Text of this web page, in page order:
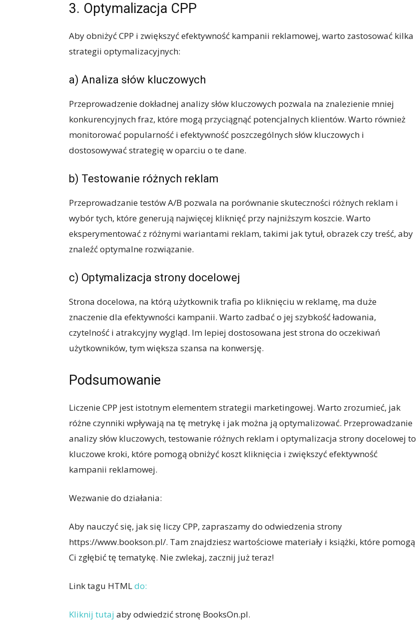
3. Optymalizacja CPP
Aby obniżyć CPP i zwiększyć efektywność kampanii reklamowej, warto zastosować kilka
strategii optymalizacyjnych:
a) Analiza słów kluczowych
Przeprowadzenie dokładnej analizy słów kluczowych pozwala na znalezienie mniej
konkurencyjnych fraz, które mogą przyciągnąć potencjalnych klientów. Warto również
monitorować popularność i efektywność poszczególnych słów kluczowych i
dostosowywać strategię w oparciu o te dane.
b) Testowanie różnych reklam
Przeprowadzanie testów A/B pozwala na porównanie skuteczności różnych reklam i
wybór tych, które generują najwięcej kliknięć przy najniższym koszcie. Warto
eksperymentować z różnymi wariantami reklam, takimi jak tytuł, obrazek czy treść, aby
znaleźć optymalne rozwiązanie.
c) Optymalizacja strony docelowej
Strona docelowa, na którą użytkownik trafia po kliknięciu w reklamę, ma duże
znaczenie dla efektywności kampanii. Warto zadbać o jej szybkość ładowania,
czytelność i atrakcyjny wygląd. Im lepiej dostosowana jest strona do oczekiwań
użytkowników, tym większa szansa na konwersję.
Podsumowanie
Liczenie CPP jest istotnym elementem strategii marketingowej. Warto zrozumieć, jak
różne czynniki wpływają na tę metrykę i jak można ją optymalizować. Przeprowadzanie
analizy słów kluczowych, testowanie różnych reklam i optymalizacja strony docelowej to
kluczowe kroki, które pomogą obniżyć koszt kliknięcia i zwiększyć efektywność
kampanii reklamowej.
Wezwanie do działania:
Aby nauczyć się, jak się liczy CPP, zapraszamy do odwiedzenia strony
https://www.bookson.pl/. Tam znajdziesz wartościowe materiały i książki, które pomogą
Ci zgłębić tę tematykę. Nie zwlekaj, zacznij już teraz!
Link tagu HTMLdo:
Kliknij tutaj aby odwiedzić stronę BooksOn.pl.